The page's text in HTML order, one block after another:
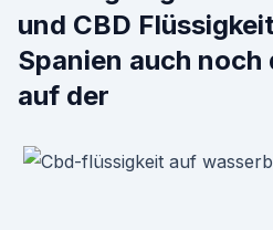
und CBD
Spanien auch
auf der